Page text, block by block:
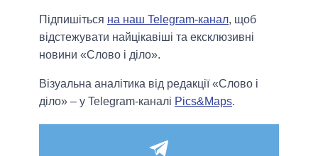
Підпишіться на наш Telegram-канал, щоб
відстежувати найцікавіші та ексклюзивні
новини «Слово і діло».
Візуальна аналітика від редакції «Слово і
діло» – у Telegram-каналі Pics&Maps.